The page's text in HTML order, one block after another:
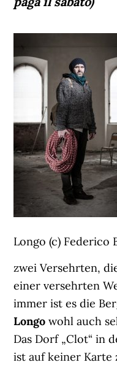
Longo (c) Federico
zwei Versehrten,
einer versehrten
immer ist es die
Longo wohl auch
Das Dorf „Clot“ in
ist auf keiner Karte